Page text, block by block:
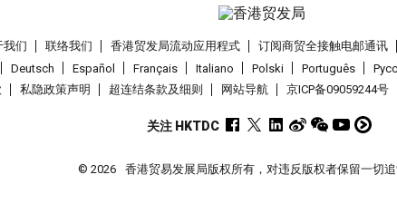
我们 联络我们 香港贸发局流动应用程式 订阅商贸全接触电邮通讯
Deutsch Español Français Italiano Polski Português
私隐政策声明 超连结条款及细则 网站导航 京ICP备09059244号
关注 HKTDC
© 2026 香港贸易发展局版权所有，对违反版权者保留一切追